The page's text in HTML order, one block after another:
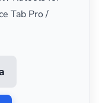
Tab Pro /